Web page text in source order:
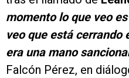
momento lo que veo
veo que está cerrando
era una mano
Falcón Pérez, en